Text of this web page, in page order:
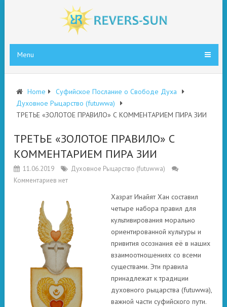
Menu
Home
Суфийское Послание о Свободе Духа
Духовное Рыцарство (futuwwa)
ТРЕТЬЕ «ЗОЛОТОЕ ПРАВИЛО» С КОММЕНТАРИЕМ ПИРА ЗИИ
ТРЕТЬЕ «ЗОЛОТОЕ ПРАВИЛО» С
КОММЕНТАРИЕМ ПИРА ЗИИ
11.06.2019
Духовное Рыцарство (futuwwa)
Комментариев нет
Хазрат Инайят Хан составил
четыре набора правил для
культивирования морально
ориентированной культуры и
привития осознания её в наших
взаимоотношениях со всеми
существами. Эти правила
принадлежат к традиции
духовного рыцарства (futuwwa),
важной части суфийского пути.